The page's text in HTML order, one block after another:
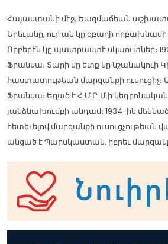
Հայաստանի մէջ, Եազմաճեան
Երեւանը, ուր ան կը զբաղի
Որբերէն կը պատրաստէ սկաուտներ։
Ֆրանսա։ Տարի մը ետք կը նշանակուի
հաստատութեան մարզանքի ուսուցիչ։
Ֆրանսա։ Եղած է Հ.Մ.Ը.Մ.ի
յանձնախումբի անդամ։ 1934-ին մեկնած
հետեւելով մարզանքի ուսուցչութեան
անցած է Պարսկաստան, իբրեւ